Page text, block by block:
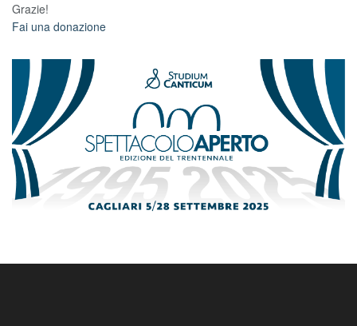
Grazie!
Fai una donazione